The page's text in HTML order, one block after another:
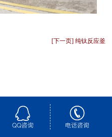
[下一页] 纯钛反应釜